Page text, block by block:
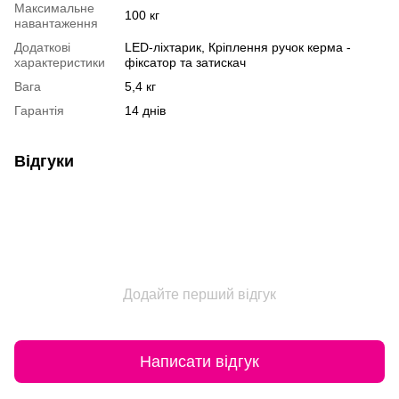
Максимальне
навантаження
100 кг
Додаткові
характеристики
LED-ліхтарик, Кріплення ручок керма -
фіксатор та затискач
Вага
5,4 кг
Гарантія
14 днів
Відгуки
Додайте перший відгук
Написати відгук